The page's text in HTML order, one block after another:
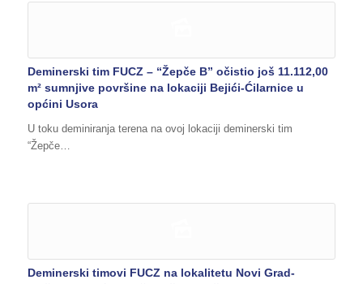
Deminerski tim FUCZ – “Žepče B” očistio još 11.112,00
m² sumnjive površine na lokaciji Bejići-Ćilarnice u
općini Usora
U toku deminiranja terena na ovoj lokaciji deminerski tim
“Žepče…
Deminerski timovi FUCZ na lokalitetu Novi Grad-